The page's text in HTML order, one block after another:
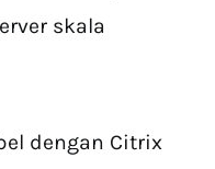
skala
dengan Citrix